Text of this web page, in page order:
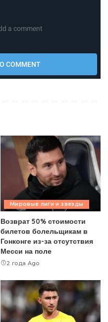
Мировые лиги и звезды
Возврат 50% стоимости
билетов болельщикам в
Гонконге из-за отсутствия
Месси на поле
2 года Ago